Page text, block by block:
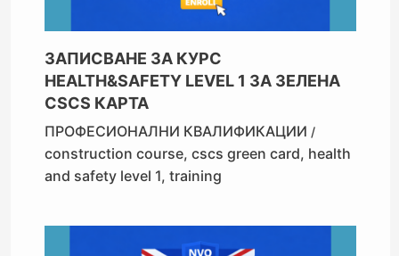
ЗАПИСВАНЕ ЗА КУРС
HEALTH&SAFETY LEVEL 1 ЗА ЗЕЛЕНА
CSCS КАРТА
ПРОФЕСИОНАЛНИ КВАЛИФИКАЦИИ /
construction course,cscs green card, health
and safety level 1,training